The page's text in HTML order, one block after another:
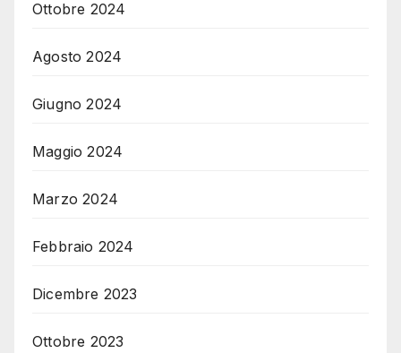
Ottobre 2024
Agosto 2024
Giugno 2024
Maggio 2024
Marzo 2024
Febbraio 2024
Dicembre 2023
Ottobre 2023